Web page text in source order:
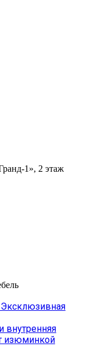
1», 2 этаж
внутренняя
изюминкой